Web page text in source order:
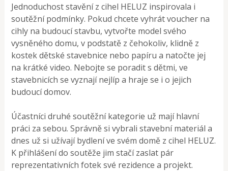
Jednoduchost stavění z cihel HELUZ inspirovala i
soutěžní podmínky. Pokud chcete vyhrát voucher na
cihly na budoucí stavbu, vytvořte model svého
vysněného domu, v podstatě z čehokoliv, klidně z
kostek dětské stavebnice nebo papíru a natočte jej
na krátké video. Nebojte se poradit s dětmi, ve
stavebnicích se vyznají nejlíp a hraje se i o jejich
budoucí domov.
Účastníci druhé soutěžní kategorie už mají hlavní
práci za sebou. Správně si vybrali stavební materiál a
dnes už si užívají bydlení ve svém domě z cihel HELUZ.
K přihlášení do soutěže jim stačí zaslat pár
reprezentativních fotek své rezidence a projekt.